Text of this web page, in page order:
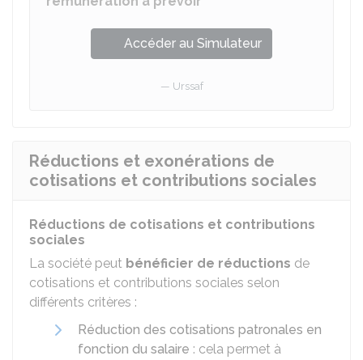
Accéder au Simulateur
Urssaf
Réductions et exonérations de
cotisations et contributions sociales
Réductions de cotisations et contributions
sociales
La société peut bénéficier de réductions de
cotisations et contributions sociales selon
différents critères :
Réduction des cotisations patronales en
fonction du salaire : cela permet à